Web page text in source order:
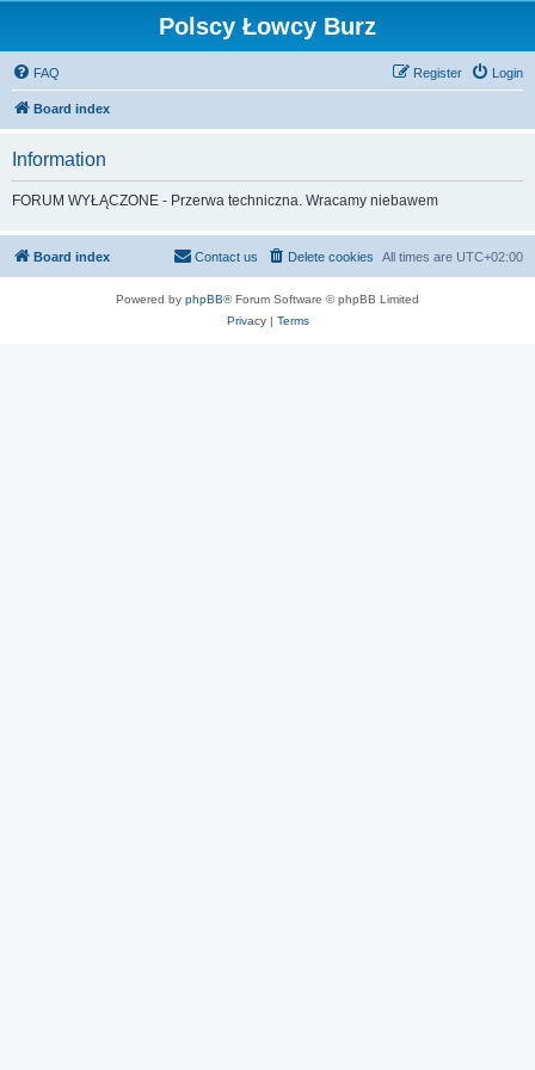
Polscy Łowcy Burz
FAQ Login
Register
Board index
Information
FORUM WYŁĄCZONE - Przerwa techniczna. Wracamy niebawem
Board index All times are UTC+02:00
Delete cookies
Contact us
Powered by phpBB® Forum Software © phpBB Limited
Privacy| Terms